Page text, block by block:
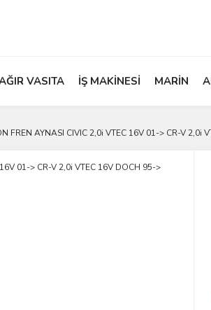
VASITA İŞ MAKİNESİ MARİN
FREN AYNASI CIVIC 2,0i VTEC 16V 01-> CR-V 2,0i